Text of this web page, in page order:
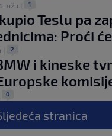
ožu. 1
Teslu pa
Proći
2
i kineske
0
stranica